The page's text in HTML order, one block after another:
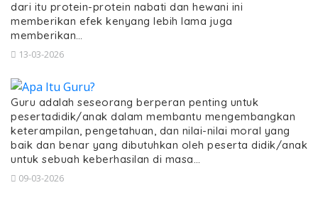
dari itu protein-protein nabati dan hewani ini
memberikan efek kenyang lebih lama juga
memberikan…
13-03-2026
Guru adalah seseorang berperan penting untuk
pesertadidik/anak dalam membantu mengembangkan
keterampilan, pengetahuan, dan nilai-nilai moral yang
baik dan benar yang dibutuhkan oleh peserta didik/anak
untuk sebuah keberhasilan di masa…
09-03-2026